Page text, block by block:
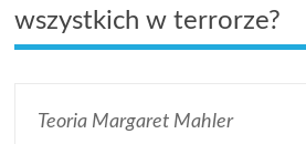
wszystkich w terrorze?
Teoria Margaret Mahler